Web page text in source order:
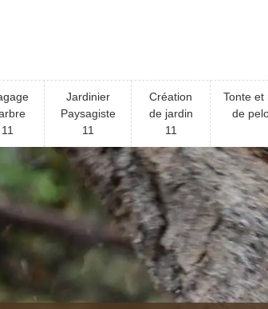
11
Jardinier
Paysagiste
11
Création
de jardin
11
Tonte et
de